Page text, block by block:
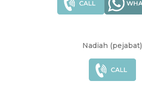
Nadiah (pejabat)